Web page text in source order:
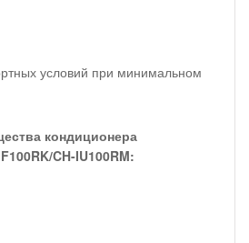
условий при минимальном
кондиционера
CH-IU100RM: